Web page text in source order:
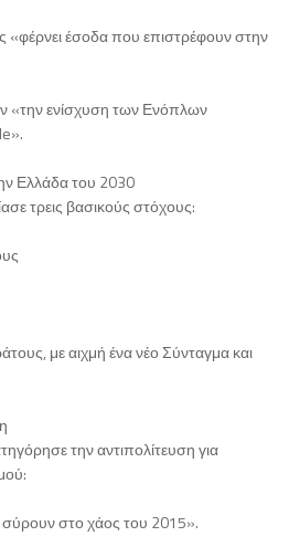
έσοδα που επιστρέφουν στην
«την ενίσχυση των Ενόπλων
Ελλάδα του 2030
τρεις βασικούς στόχους:
με αιχμή ένα νέο Σύνταγμα και
την αντιπολίτευση για
σύρουν στο χάος του 2015».